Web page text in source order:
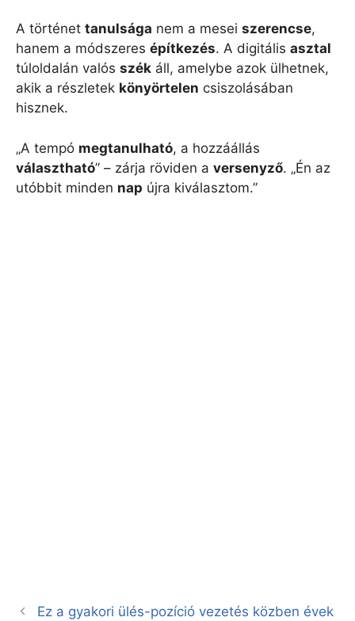
A történet tanulsága nem a mesei szerencse,
hanem a módszeres építkezés. A digitális asztal
túloldalán valós szék áll, amelybe azok ülhetnek,
akik a részletek könyörtelen csiszolásában
hisznek.
„A tempó megtanulható, a hozzáállás
választható” – zárja röviden a versenyző. „Én az
utóbbit minden nap újra kiválasztom.”
Ez a gyakori ülés-pozíció vezetés közben évek